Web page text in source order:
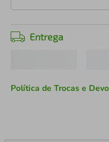
Entrega
Política de Trocas e